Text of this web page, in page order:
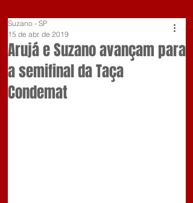
Arujá e Suzano avançam para
a semifinal da Taça
Condemat
Suzano - SP
15 de abr. de 2019